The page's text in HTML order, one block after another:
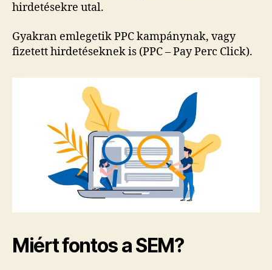
hirdetésekre utal.
Gyakran emlegetik PPC kampánynak, vagy
fizetett hirdetéseknek is (PPC – Pay Perc Click).
Miért fontos a SEM?